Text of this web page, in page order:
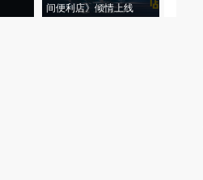
间便利店》倾情上线